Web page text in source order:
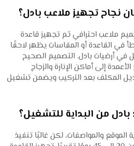
نجاح تجهيز ملاعب بادل؟
ملاعب احترافي ثم تجهيز قاعدة
في القاعدة أو المقاسات يظهر لاحقًا
أرضيات بادل. التصميم الصحيح
إلى أماكن الإنارة والزجاج
المكلف بعد التركيب ويضمن تشغيل
من البداية للتشغيل؟
والمواصفات، لكن غالبًا تنفيذ